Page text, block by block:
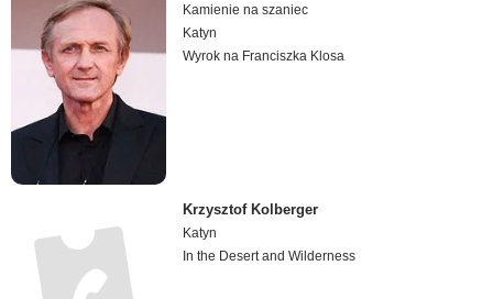
Kamienie na szaniec
Katyn
Wyrok na Franciszka Klosa
Krzysztof Kolberger
Katyn
In the Desert and Wilderness